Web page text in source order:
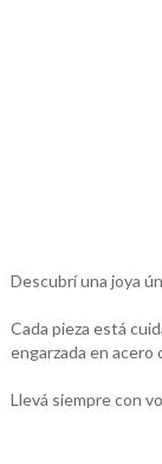
Descubrí una joya
Cada pieza está
engarzada en
Llevá siempre con